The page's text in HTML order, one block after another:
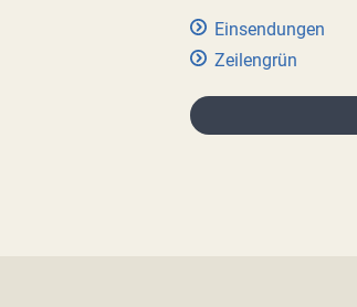
Einsendungen
Zeilengrün